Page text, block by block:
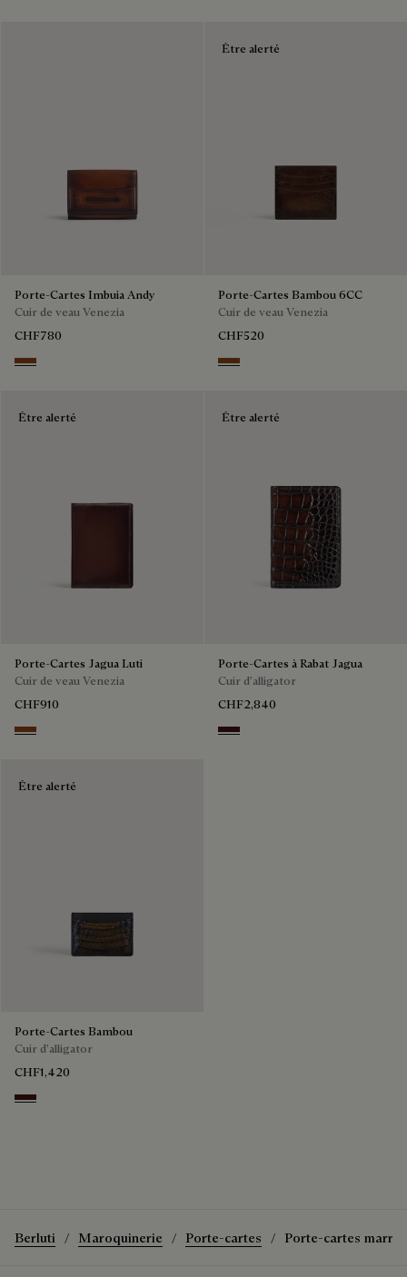
Porte-Cartes Imbuia Andy
Cuir de veau Venezia
CHF780
Cacao Intenso
Être alerté
Porte-Cartes Bambou 6CC
Cuir de veau Venezia
CHF520
Cacao Intenso
Être alerté
Porte-Cartes Jagua Luti
Cuir de veau Venezia
CHF910
Legno Bruciato
Être alerté
Porte-Cartes à Rabat Jagua
Cuir d'alligator
CHF2,840
Tdm
Être alerté
Porte-Cartes Bambou
Cuir d'alligator
CHF1,420
Tdm
Berluti Maroquinerie Porte-cartes Porte-cartes